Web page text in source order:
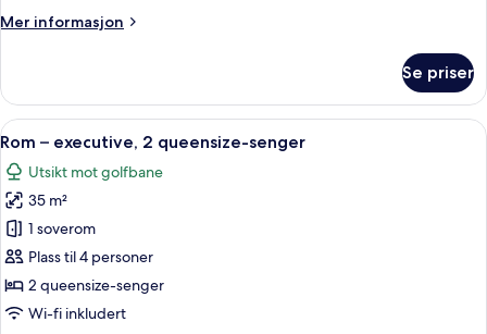
seng
Mer informasjon
Mer
–
executive,
1
kingsize-
seng
Se priser
Åpne
alle
bildene
av
Rom
–
executive,
2
Sengetøy av topp kvalitet, dundyner
10
Rom – executive, 2 queensize-senger
Utsikt mot golfbane
35 m²
1 soverom
Plass til 4 personer
2 queensize-senger
Wi-fi inkludert